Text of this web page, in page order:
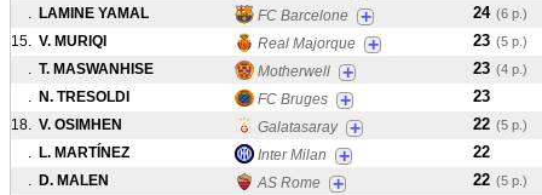
. LAMINE YAMAL FC Barcelone + 24 (6 p.)
15. V. MURIQI Real Majorque + 23 (5 p.)
. T. MASWANHISE Motherwell + 23 (4 p.)
. N. TRESOLDI FC Bruges + 23
18. V. OSIMHEN Galatasaray + 22 (5 p.)
. L. MARTÍNEZ Inter Milan + 22
. D. MALEN AS Rome + 22 (5 p.)